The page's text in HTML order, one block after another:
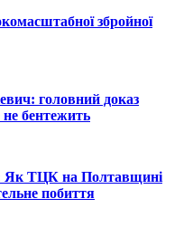
збройної
головний доказ
не бентежить
Як ТЦК на Полтавщині
побиття